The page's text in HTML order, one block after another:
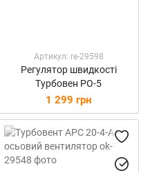
Артикул: re-29598
Регулятор швидкості
Турбовен РО-5
1 299 грн